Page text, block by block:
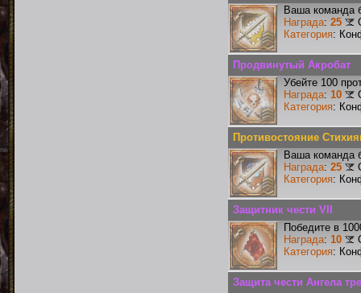
Ваша команда
Награда: 25
Категория:
Продвинутый Акробат
Убейте 100
Награда: 10
Категория:
Противостояние
Ваша команда
Награда: 25
Категория:
Защитник чести VII
Победите в
Награда: 10
Категория:
Защита чести Ангела